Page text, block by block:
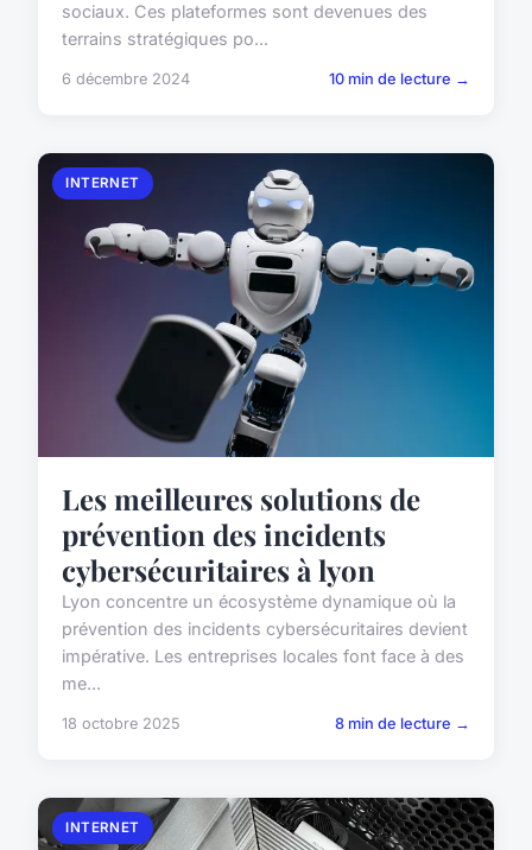
sociaux. Ces plateformes sont devenues des
terrains stratégiques po...
6 décembre 2024 10 min de lecture →
INTERNET
Les meilleures solutions de
prévention des incidents
cybersécuritaires à lyon
Lyon concentre un écosystème dynamique où la
prévention des incidents cybersécuritaires devient
impérative. Les entreprises locales font face à des
me...
18 octobre 2025 8 min de lecture →
INTERNET